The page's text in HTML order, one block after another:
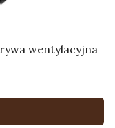
wentylacyjna